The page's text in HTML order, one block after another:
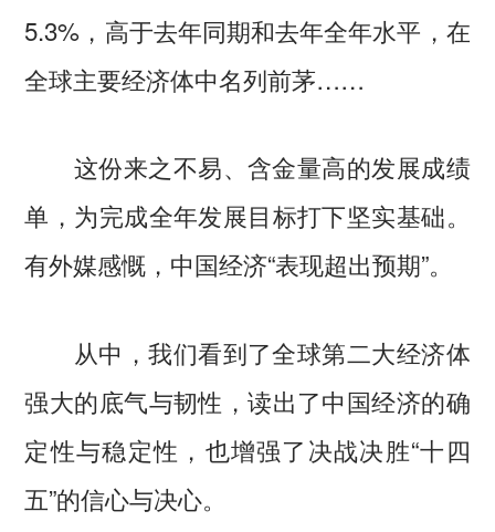
5.3%，高于去年同期和去年全年水平，在
全球主要经济体中名列前茅……
这份来之不易、含金量高的发展成绩
单，为完成全年发展目标打下坚实基础。
有外媒感慨，中国经济“表现超出预期”。
从中，我们看到了全球第二大经济体
强大的底气与韧性，读出了中国经济的确
定性与稳定性，也增强了决战决胜“十四
五”的信心与决心。